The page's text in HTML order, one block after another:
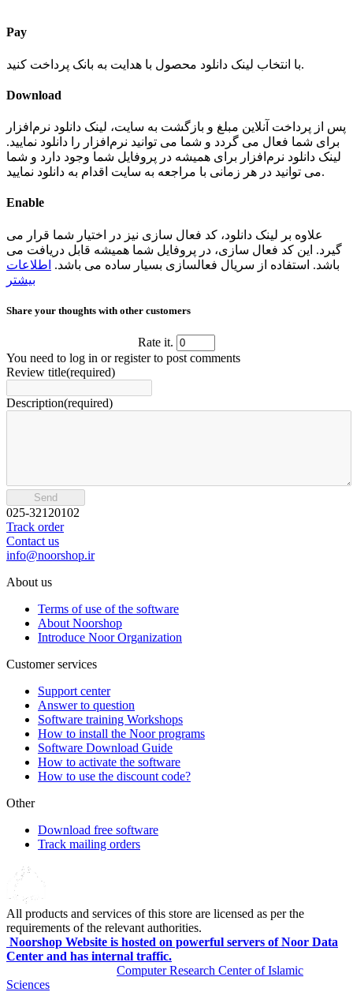
Pay
با انتخاب لینک دانلود محصول با هدایت به بانک پرداخت کنید.
Download
پس از پرداخت آنلاین مبلغ و بازگشت به سایت، لینک دانلود نرم‌افزار
برای شما فعال می گردد و شما می توانید نرم‌افزار را دانلود نمایید.
لینک دانلود نرم‌افزار برای همیشه در پروفایل شما وجود دارد و شما
می توانید در هر زمانی با مراجعه به سایت اقدام به دانلود نمایید.
Enable
علاوه بر لینک دانلود، کد فعال سازی نیز در اختیار شما قرار می
گیرد. این کد فعال سازی، در پروفایل شما همیشه قابل دریافت می
باشد. استفاده از سریال فعالسازی بسیار ساده می باشد. اطلاعات
بیشتر
Share your thoughts with other customers
Rate it.
You need to log in or register to post comments
Review title(required)
Description(required)
Send
025-32120102
Track order
Contact us
info@noorshop.ir
About us
Terms of use of the software
About Noorshop
Introduce Noor Organization
Customer services
Support center
Answer to question
Software training Workshops
How to install the Noor programs
Software Download Guide
How to activate the software
How to use the discount code?
Other
Download free software
Track mailing orders
All products and services of this store are licensed as per the
requirements of the relevant authorities.
Noorshop Website is hosted on powerful servers of Noor Data
Center and has internal traffic.
Computer Research Center of Islamic
Sciences